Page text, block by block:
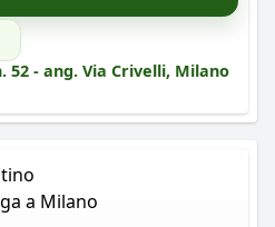
52 - ang. Via Crivelli, Milano